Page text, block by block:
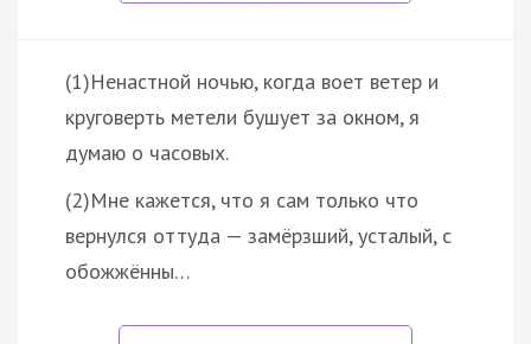
(1)Ненастной ночью, когда воет ветер и
круговерть метели бушует за окном, я
думаю о часовых.
(2)Мне кажется, что я сам только что
вернулся оттуда — замёрзший, усталый, с
обожжённы…